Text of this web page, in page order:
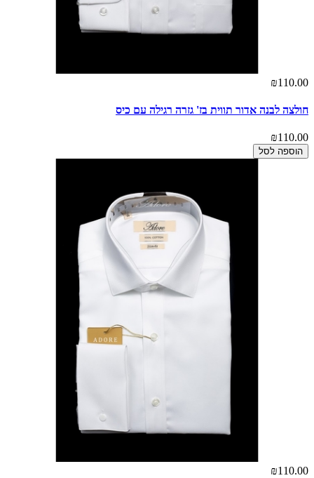
₪110.00
חולצה לבנה אדור תווית בז' גזרה רגילה עם כיס
₪110.00
הוספה לסל
₪110.00